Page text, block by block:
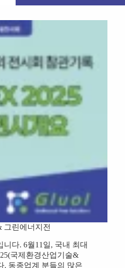
그린에너지전
다. 6월11일, 국내 최대
국제환경산업기술&
. 동종업계 분들의 많은